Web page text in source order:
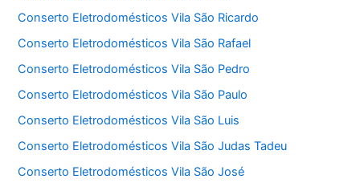
Conserto Eletrodomésticos Vila São Ricardo
Conserto Eletrodomésticos Vila São Rafael
Conserto Eletrodomésticos Vila São Pedro
Conserto Eletrodomésticos Vila São Paulo
Conserto Eletrodomésticos Vila São Luis
Conserto Eletrodomésticos Vila São Judas Tadeu
Conserto Eletrodomésticos Vila São José